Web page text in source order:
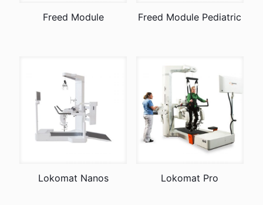
Freed Module Freed Module Pediatric
Lokomat Nanos Lokomat Pro